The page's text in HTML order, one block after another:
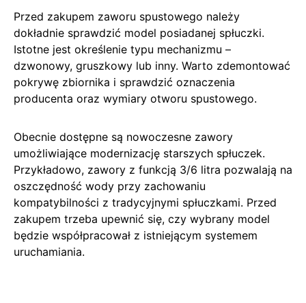
Przed zakupem zaworu spustowego należy
dokładnie sprawdzić model posiadanej spłuczki.
Istotne jest określenie typu mechanizmu –
dzwonowy, gruszkowy lub inny. Warto zdemontować
pokrywę zbiornika i sprawdzić oznaczenia
producenta oraz wymiary otworu spustowego.
Obecnie dostępne są nowoczesne zawory
umożliwiające modernizację starszych spłuczek.
Przykładowo, zawory z funkcją 3/6 litra pozwalają na
oszczędność wody przy zachowaniu
kompatybilności z tradycyjnymi spłuczkami. Przed
zakupem trzeba upewnić się, czy wybrany model
będzie współpracował z istniejącym systemem
uruchamiania.